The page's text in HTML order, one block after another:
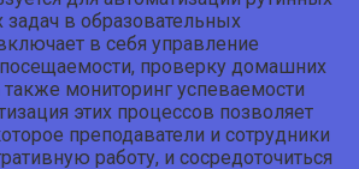
в образовательных
в себя управление
проверку домашних
также мониторинг успеваемости
этих процессов позволяет
преподаватели и сотрудники
работу, и сосредоточиться